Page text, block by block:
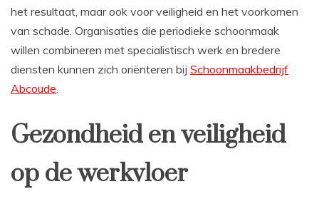
het resultaat, maar ook voor veiligheid en het voorkomen
van schade. Organisaties die periodieke schoonmaak
willen combineren met specialistisch werk en bredere
diensten kunnen zich oriënteren bij Schoonmaakbedrijf
Abcoude
Gezondheid en veiligheid
op de werkvloer